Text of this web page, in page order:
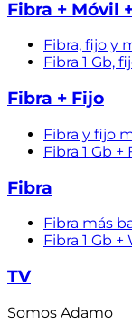
Fibra + Móvil
Fibra, fijo y
Fibra 1 Gb,
Fibra + Fijo
Fibra y fijo
Fibra 1 Gb +
Fibra
Fibra más
Fibra 1 Gb +
TV
Somos Adamo